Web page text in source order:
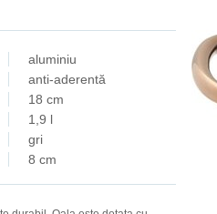
aluminiu
anti-aderentă
18 cm
1,9 l
gri
8 cm